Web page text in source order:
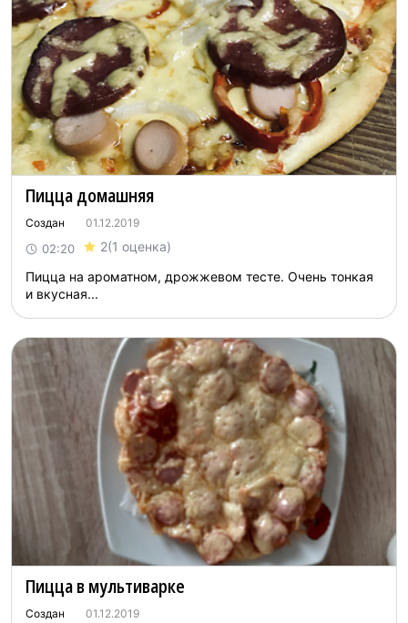
Пицца домашняя
Создан 01.12.2019
02:20 2(1 оценка)
Пицца на ароматном, дрожжевом тесте. Очень тонкая
и вкусная...
Пицца в мультиварке
Создан 01.12.2019